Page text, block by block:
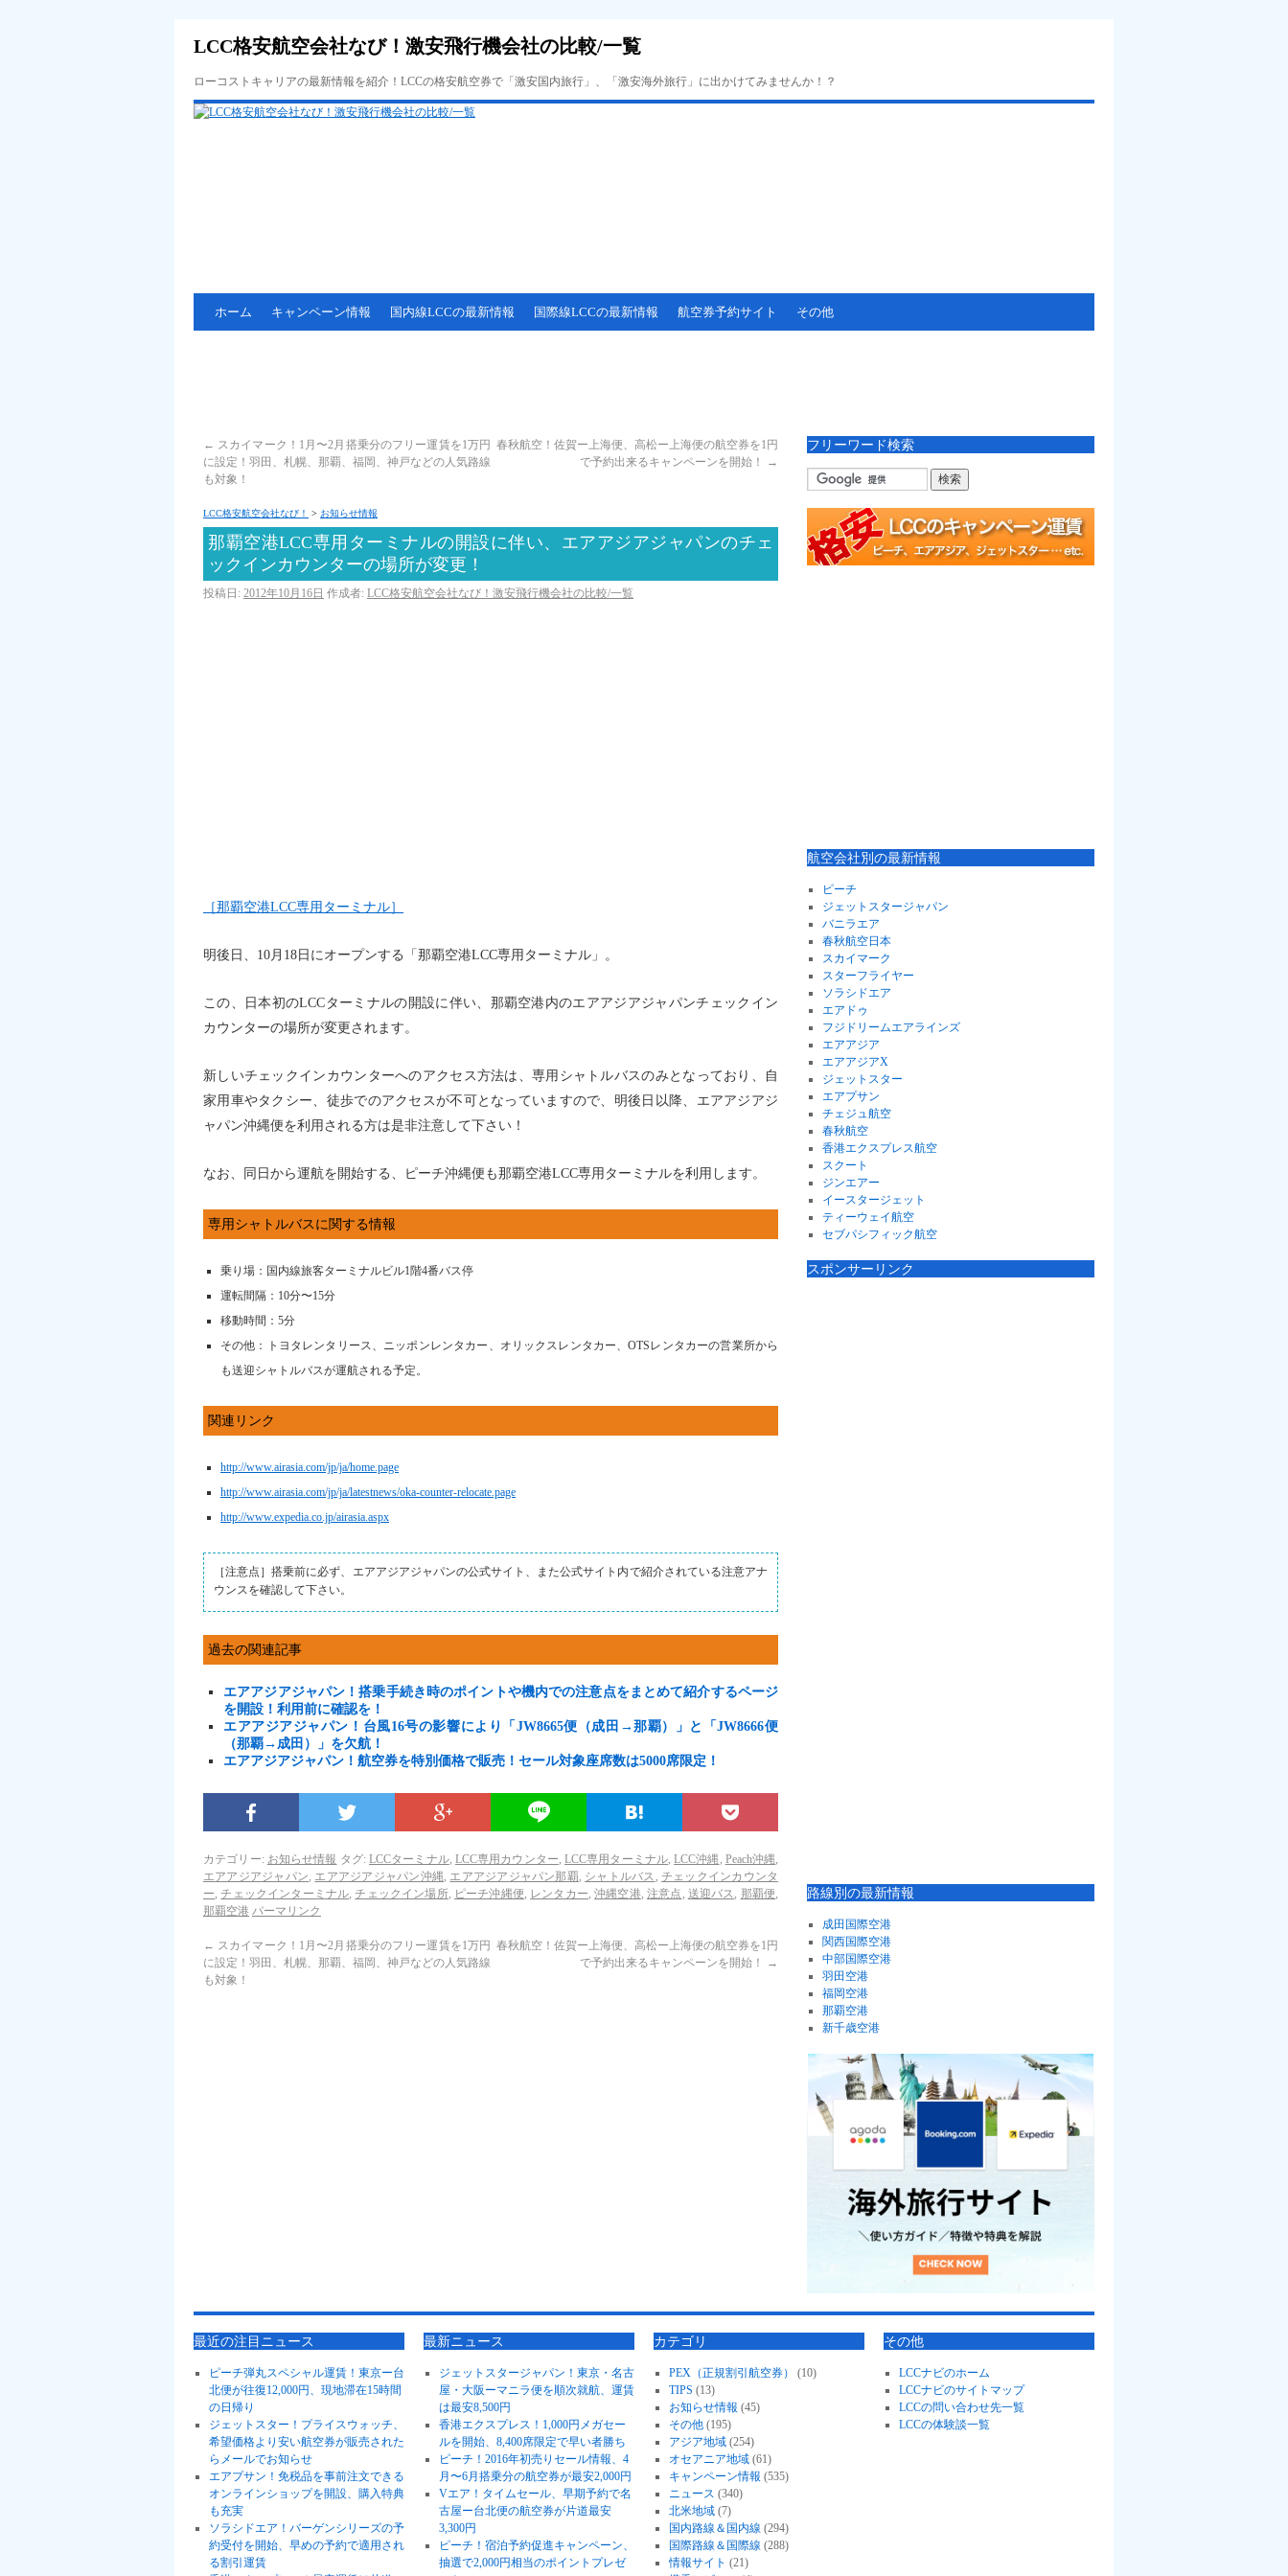
LCC格安航空会社なび！激安飛行機会社の比較/一覧
ローコストキャリアの最新情報を紹介！LCCの格安航空券で「激安国内旅行」、「激安海外旅行」に出かけてみませんか！？
ホーム キャンペーン情報 国内線LCCの最新情報 国際線LCCの最新情報 航空券予約サイト その他
← スカイマーク！1月〜2月搭乗分のフリー運賃を1万円
に設定！羽田、札幌、那覇、福岡、神戸などの人気路線
も対象！
春秋航空！佐賀ー上海便、高松ー上海便の航空券を1円
で予約出来るキャンペーンを開始！
→
LCC格安航空会社なび！ > お知らせ情報
那覇空港LCC専用ターミナルの開設に伴い、エアアジアジャパンのチェ
ックインカウンターの場所が変更！
投稿日: 2012年10月16日 作成者: LCC格安航空会社なび！激安飛行機会社の比較/一覧
［那覇空港LCC専用ターミナル］
明後日、10月18日にオープンする「那覇空港LCC専用ターミナル」。
この、日本初のLCCターミナルの開設に伴い、那覇空港内のエアアジアジャパンチェックイン
カウンターの場所が変更されます。
新しいチェックインカウンターへのアクセス方法は、専用シャトルバスのみとなっており、自
家用車やタクシー、徒歩でのアクセスが不可となっていますので、明後日以降、エアアジアジ
ャパン沖縄便を利用される方は是非注意して下さい！
なお、同日から運航を開始する、ピーチ沖縄便も那覇空港LCC専用ターミナルを利用します。
専用シャトルバスに関する情報
乗り場：国内線旅客ターミナルビル1階4番バス停
運転間隔：10分〜15分
移動時間：5分
その他：トヨタレンタリース、ニッポンレンタカー、オリックスレンタカー、OTSレンタカーの営業所から
も送迎シャトルバスが運航される予定。
関連リンク
http://www.airasia.com/jp/ja/home.page
http://www.airasia.com/jp/ja/latestnews/oka-counter-relocate.page
http://www.expedia.co.jp/airasia.aspx
［注意点］搭乗前に必ず、エアアジアジャパンの公式サイト、また公式サイト内で紹介されている注意アナ
ウンスを確認して下さい。
過去の関連記事
エアアジアジャパン！搭乗手続き時のポイントや機内での注意点をまとめて紹介するページ
を開設！利用前に確認を！
エアアジアジャパン！台風16号の影響により「JW8665便（成田→那覇）」と「JW8666便
（那覇→成田）」を欠航！
エアアジアジャパン！航空券を特別価格で販売！セール対象座席数は5000席限定！
カテゴリー: お知らせ情報 タグ: LCCターミナル, LCC専用カウンター, LCC専用ターミナル,LCC沖縄, Peach沖縄,
エアアジアジャパン, エアアジアジャパン沖縄, エアアジアジャパン那覇, シャトルバス , チェックインカウンタ
ー,チェックインターミナル,チェックイン場所, ピーチ沖縄便, レンタカー,沖縄空港,注意点 , 送迎バス, 那覇便,
那覇空港 パーマリンク
← スカイマーク！1月〜2月搭乗分のフリー運賃を1万円
に設定！羽田、札幌、那覇、福岡、神戸などの人気路線
も対象！
春秋航空！佐賀ー上海便、高松ー上海便の航空券を1円
で予約出来るキャンペーンを開始！
→
フリーワード検索
航空会社別の最新情報
ピーチ
ジェットスタージャパン
バニラエア
春秋航空日本
スカイマーク
スターフライヤー
ソラシドエア
エアドゥ
フジドリームエアラインズ
エアアジア
エアアジアX
ジェットスター
エアプサン
チェジュ航空
春秋航空
香港エクスプレス航空
スクート
ジンエアー
イースタージェット
ティーウェイ航空
セブパシフィック航空
スポンサーリンク
路線別の最新情報
成田国際空港
関西国際空港
中部国際空港
羽田空港
福岡空港
那覇空港
新千歳空港
最近の注目ニュース
ピーチ弾丸スペシャル運賃！東京ー台
北便が往復12,000円、現地滞在15時間
の日帰り
ジェットスター！プライスウォッチ、
希望価格より安い航空券が販売された
らメールでお知らせ
エアプサン！免税品を事前注文できる
オンラインショップを開設、購入特典
も充実
ソラシドエア！バーゲンシリーズの予
約受付を開始、早めの予約で適用され
る割引運賃
最新ニュース
ジェットスタージャパン！東京・名古
屋・大阪ーマニラ便を順次就航、運賃
は最安8,500円
香港エクスプレス！1,000円メガセー
ルを開始、8,400席限定で早い者勝ち
ピーチ！2016年初売りセール情報、4
月〜6月搭乗分の航空券が最安2,000円
Vエア！タイムセール、早期予約で名
古屋ー台北便の航空券が片道最安
3,300円
ピーチ！宿泊予約促進キャンペーン、
抽選で2,000円相当のポイントプレゼ
カテゴリ
PEX（正規割引航空券）
(10)
TIPS (13)
お知らせ情報 (45)
その他(195)
アジア地域(254)
オセアニア地域(61)
キャンペーン情報 (535)
ニュース (340)
北米地域(7)
国内路線＆国内線 (294)
国際路線＆国際線 (288)
情報サイト (21)
その他
LCCナビのホーム
LCCナビのサイトマップ
LCCの問い合わせ先一覧
LCCの体験談一覧